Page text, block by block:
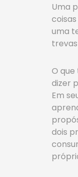
Uma
uma
O
dizer
Em
dois